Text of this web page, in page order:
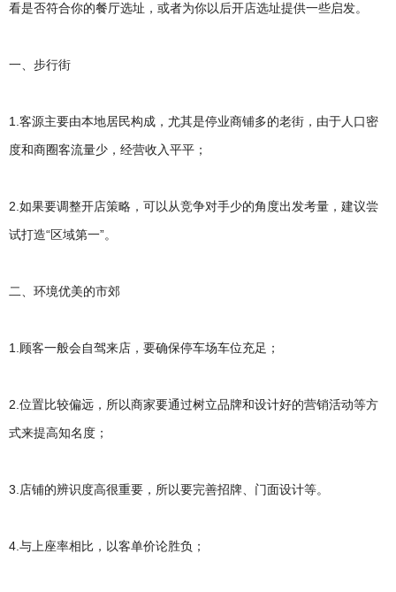
看是否符合你的餐厅选址，或者为你以后开店选址提供一些启发。
一、步行街
1.客源主要由本地居民构成，尤其是停业商铺多的老街，由于人口密
度和商圈客流量少，经营收入平平；
2.如果要调整开店策略，可以从竞争对手少的角度出发考量，建议尝
试打造“区域第一”。
二、环境优美的市郊
1.顾客一般会自驾来店，要确保停车场车位充足；
2.位置比较偏远，所以商家要通过树立品牌和设计好的营销活动等方
式来提高知名度；
3.店铺的辨识度高很重要，所以要完善招牌、门面设计等。
4.与上座率相比，以客单价论胜负；